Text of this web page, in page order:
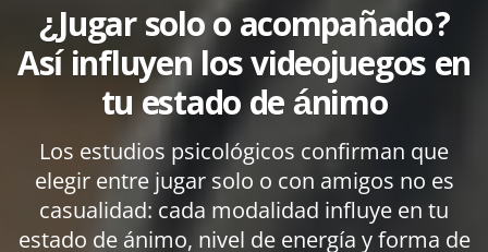
¿Jugar solo o acompañado?
Así influyen los videojuegos en
tu estado de ánimo
Los estudios psicológicos confirman que
elegir entre jugar solo o con amigos no es
casualidad: cada modalidad influye en tu
estado de ánimo, nivel de energía y forma de